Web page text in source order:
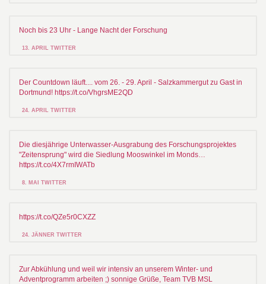
Noch bis 23 Uhr - Lange Nacht der Forschung
13. APRIL TWITTER
Der Countdown läuft.... vom 26. - 29. April - Salzkammergut zu Gast in
Dortmund! https://t.co/VhgrsME2QD
24. APRIL TWITTER
Die diesjährige Unterwasser-Ausgrabung des Forschungsprojektes
"Zeitensprung" wird die Siedlung Mooswinkel im Monds…
https://t.co/4X7rmIWATb
8. MAI TWITTER
https://t.co/QZe5r0CXZZ
24. JÄNNER TWITTER
Zur Abkühlung und weil wir intensiv an unserem Winter- und
Adventprogramm arbeiten ;) sonnige Grüße, Team TVB MSL